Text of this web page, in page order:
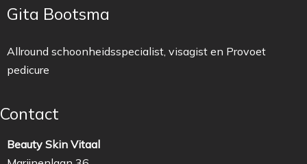
Gita Bootsma
Allround schoonheidsspecialist, visagist en Provoet
pedicure
Contact
Beauty Skin Vitaal